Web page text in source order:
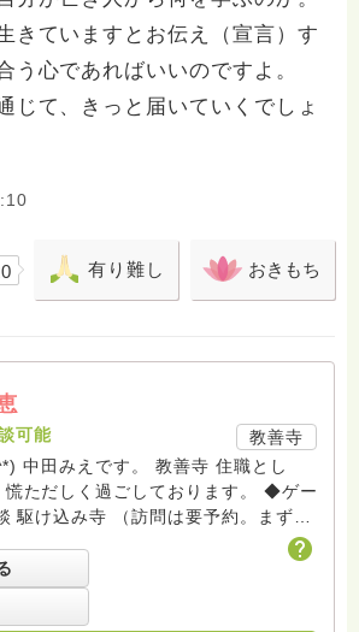
きていますとお伝え（宣言）す
う心であればいいのですよ。
じて、きっと届いていくでしょ
有り難し おきもち
可能
教善寺
中田みえです。 教善寺 住職とし
だしく過ごしております。 ◆ゲー
駆け込み寺 （訪問は要予約。まずは
看取り、グリーフケア、希死念慮、自
育児、DV、デートDV、トラウマ、
ナー、手話、要約筆記、行政相談